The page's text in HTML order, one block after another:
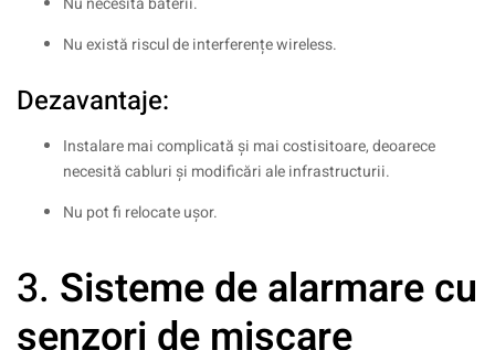
Nu există riscul de interferențe wireless.
Dezavantaje:
Instalare mai complicată și mai costisitoare, deoarece
necesită cabluri și modificări ale infrastructurii.
Nu pot fi relocate ușor.
3. Sisteme de alarmare cu
senzori de mișcare